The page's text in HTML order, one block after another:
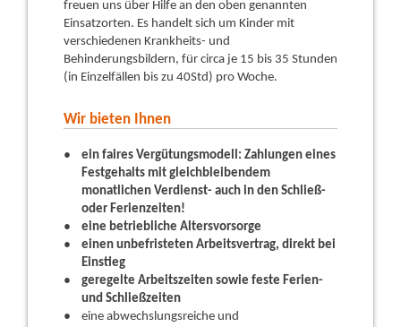
freuen uns über Hilfe an den oben genannten
Einsatzorten. Es handelt sich um Kinder mit
verschiedenen Krankheits- und
Behinderungsbildern, für circa je 15 bis 35 Stunden
(in Einzelfällen bis zu 40Std) pro Woche.
Wir bieten Ihnen
ein faires Vergütungsmodell: Zahlungen eines
Festgehalts mit gleichbleibendem
monatlichen Verdienst- auch in den Schließ-
oder Ferienzeiten!
eine betriebliche Altersvorsorge
einen unbefristeten Arbeitsvertrag, direkt bei
Einstieg
geregelte Arbeitszeiten sowie feste Ferien-
und Schließzeiten
eine abwechslungsreiche und